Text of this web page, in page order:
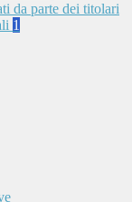
da parte dei titolari
1